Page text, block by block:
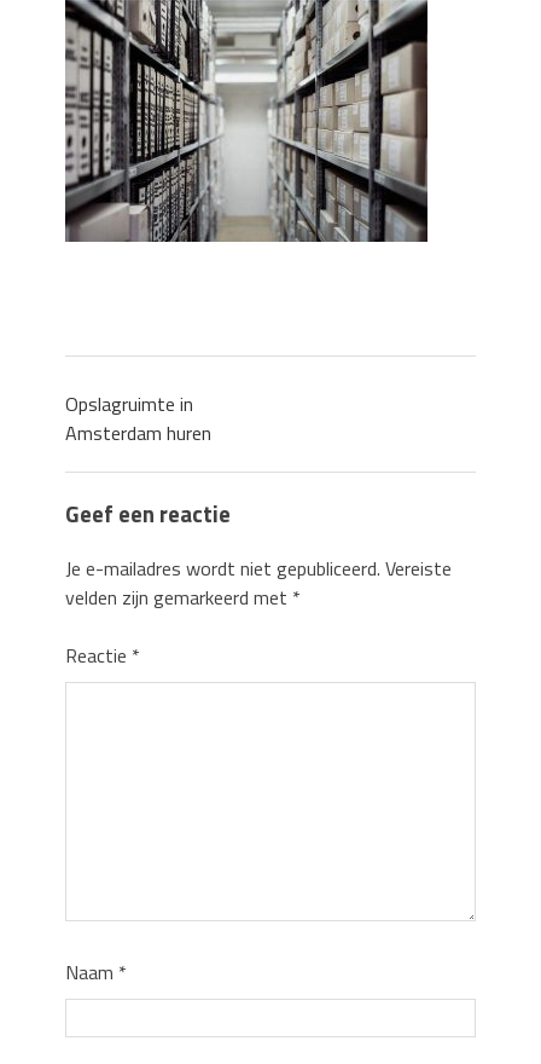
Zo blijft je oven loeiheet: de beste tips
voor een perfecte isolatie
Grond kopen of verkopen Noord-
Holland
De Kwaliteit van Houtpellets: Wat
Bepaalt of uw Kachel Optimaal
Presteert
Waarom technische eisen de basis
Opslagruimte in
Amsterdam huren
Geef een reactie
Je e-mailadres wordt niet gepubliceerd. Vereiste
velden zijn gemarkeerd met *
Reactie *
Naam *